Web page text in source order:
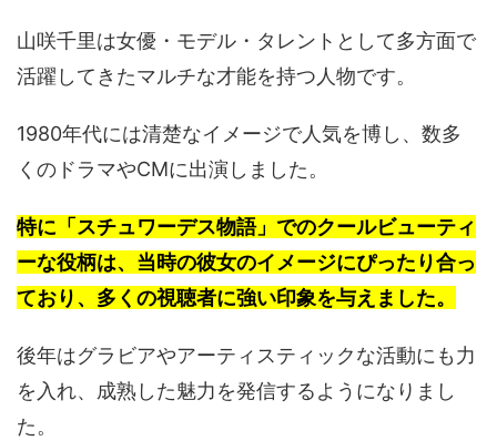
山咲千里は女優・モデル・タレントとして多方面で
活躍してきたマルチな才能を持つ人物です。
1980年代には清楚なイメージで人気を博し、数多
くのドラマやCMに出演しました。
特に「スチュワーデス物語」でのクールビューティ
ーな役柄は、当時の彼女のイメージにぴったり合っ
ており、多くの視聴者に強い印象を与えました。
後年はグラビアやアーティスティックな活動にも力
を入れ、成熟した魅力を発信するようになりまし
た。